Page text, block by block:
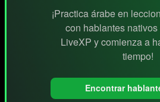
¡Practica árabe en
con hablantes
LiveXP y comienza a
tiempo!
Encontrar